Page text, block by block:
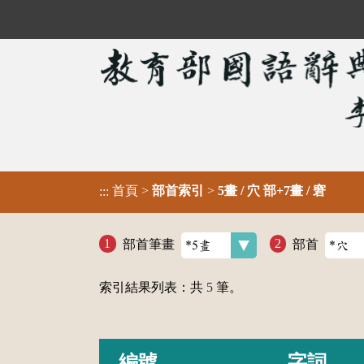
::: 首頁 > 部首索引 > 5畫 / 穴 部+7畫 / 窘
部首筆畫 部首
索引結果列表：共 5 筆。